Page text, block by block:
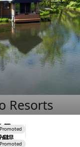
Resorts